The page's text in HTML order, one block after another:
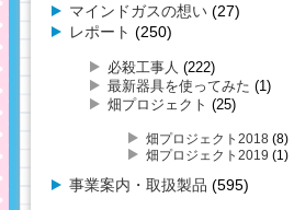
マインドガスの想い (27)
レポート (250)
必殺工事人 (222)
最新器具を使ってみた (1)
畑プロジェクト (25)
畑プロジェクト2018 (8)
畑プロジェクト2019 (1)
事業案内・取扱製品 (595)